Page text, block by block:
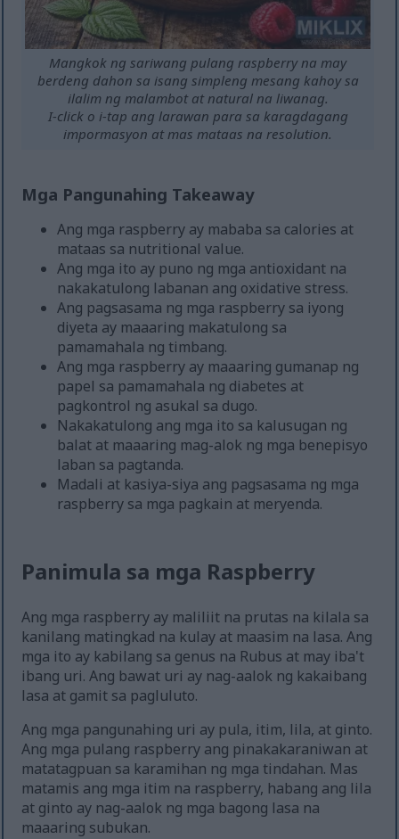
Mangkok ng sariwang pulang raspberry na may
berdeng dahon sa isang simpleng mesang kahoy sa
ilalim ng malambot at natural na liwanag.
I-click o i-tap ang larawan para sa karagdagang
impormasyon at mas mataas na resolution.
Mga Pangunahing Takeaway
Ang mga raspberry ay mababa sa calories at
mataas sa nutritional value.
Ang mga ito ay puno ng mga antioxidant na
nakakatulong labanan ang oxidative stress.
Ang pagsasama ng mga raspberry sa iyong
diyeta ay maaaring makatulong sa
pamamahala ng timbang.
Ang mga raspberry ay maaaring gumanap ng
papel sa pamamahala ng diabetes at
pagkontrol ng asukal sa dugo.
Nakakatulong ang mga ito sa kalusugan ng
balat at maaaring mag-alok ng mga benepisyo
laban sa pagtanda.
Madali at kasiya-siya ang pagsasama ng mga
raspberry sa mga pagkain at meryenda.
Panimula sa mga Raspberry
Ang mga raspberry ay maliliit na prutas na kilala sa
kanilang matingkad na kulay at maasim na lasa. Ang
mga ito ay kabilang sa genus na Rubus at may iba't
ibang uri. Ang bawat uri ay nag-aalok ng kakaibang
lasa at gamit sa pagluluto.
Ang mga pangunahing uri ay pula, itim, lila, at ginto.
Ang mga pulang raspberry ang pinakakaraniwan at
matatagpuan sa karamihan ng mga tindahan. Mas
matamis ang mga itim na raspberry, habang ang lila
at ginto ay nag-aalok ng mga bagong lasa na
maaaring subukan.